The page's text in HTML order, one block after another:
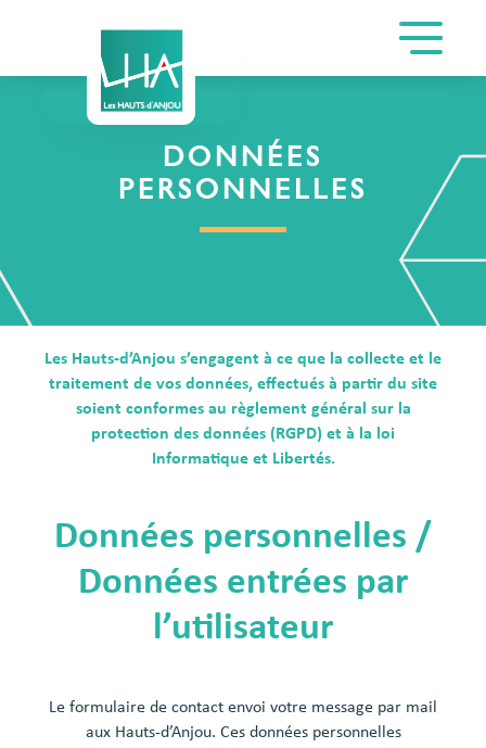
DONNÉES
PERSONNELLES
Les Hauts-d’Anjou s’engagent à ce que la collecte et le
traitement de vos données, effectués à partir du site
soient conformes au règlement général sur la
protection des données (RGPD) et à la loi
Informatique et Libertés.
Données personnelles /
Données entrées par
l’utilisateur
Le formulaire de contact envoi votre message par mail
aux Hauts-d’Anjou. Ces données personnelles